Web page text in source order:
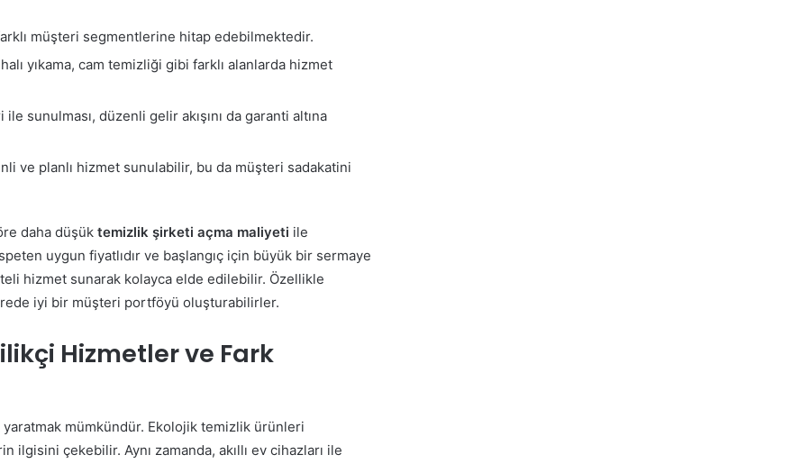
müşteri segmentlerine hitap edebilmektedir.
yıkama, cam temizliği gibi farklı alanlarda hizmet
sunulması, düzenli gelir akışını da garanti altına
ve planlı hizmet sunulabilir, bu da müşteri sadakatini
daha düşük temizlik şirketi açma maliyeti ile
uygun fiyatlıdır ve başlangıç için büyük bir sermaye
hizmet sunarak kolayca elde edilebilir. Özellikle
iyi bir müşteri portföyü oluşturabilirler.
Hizmetler ve Fark
mümkündür. Ekolojik temizlik ürünleri
çekebilir. Aynı zamanda, akıllı ev cihazları ile